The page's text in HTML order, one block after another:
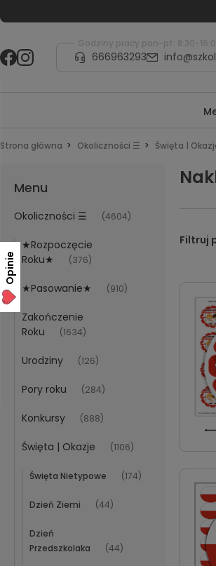
Godziny pracy pon-pt: 8:30-
666963293
Strona główna Okoliczności ☰ Święta |
Menu
Okoliczności ☰ (4604)
★Rozpoczęcie
Roku★
(376)
★Pasowanie★ (910)
Zakończenie
Roku
(1634)
Urodziny (126)
Pory roku (284)
Konkursy (888)
Święta | Okazje (1106)
Święta Nietypowe (174)
Dzień Ziemi (44)
Dzień
Przedszkolaka
(44)
Opinie